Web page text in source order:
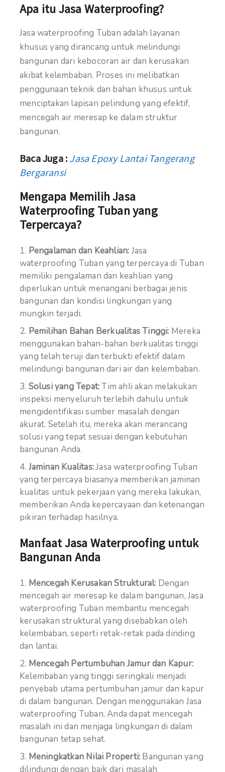
Apa itu Jasa Waterproofing?
Jasa waterproofing Tuban adalah layanan
khusus yang dirancang untuk melindungi
bangunan dari kebocoran air dan kerusakan
akibat kelembaban. Proses ini melibatkan
penggunaan teknik dan bahan khusus untuk
menciptakan lapisan pelindung yang efektif,
mencegah air meresap ke dalam struktur
bangunan.
Baca Juga : Jasa Epoxy Lantai Tangerang
Bergaransi
Mengapa Memilih Jasa
Waterproofing Tuban yang
Terpercaya?
Pengalaman dan Keahlian: Jasa
waterproofing Tuban yang terpercaya di Tuban
memiliki pengalaman dan keahlian yang
diperlukan untuk menangani berbagai jenis
bangunan dan kondisi lingkungan yang
mungkin terjadi.
Pemilihan Bahan Berkualitas Tinggi: Mereka
menggunakan bahan-bahan berkualitas tinggi
yang telah teruji dan terbukti efektif dalam
melindungi bangunan dari air dan kelembaban.
Solusi yang Tepat:Tim ahli akan melakukan
inspeksi menyeluruh terlebih dahulu untuk
mengidentifikasi sumber masalah dengan
akurat. Setelah itu, mereka akan merancang
solusi yang tepat sesuai dengan kebutuhan
bangunan Anda.
Jaminan Kualitas:Jasa waterproofing Tuban
yang terpercaya biasanya memberikan jaminan
kualitas untuk pekerjaan yang mereka lakukan,
memberikan Anda kepercayaan dan ketenangan
pikiran terhadap hasilnya.
Manfaat Jasa Waterproofing untuk
Bangunan Anda
Mencegah Kerusakan Struktural: Dengan
mencegah air meresap ke dalam bangunan, Jasa
waterproofing Tuban membantu mencegah
kerusakan struktural yang disebabkan oleh
kelembaban, seperti retak-retak pada dinding
dan lantai.
Mencegah Pertumbuhan Jamur dan Kapur:
Kelembaban yang tinggi seringkali menjadi
penyebab utama pertumbuhan jamur dan kapur
di dalam bangunan. Dengan menggunakan Jasa
waterproofing Tuban, Anda dapat mencegah
masalah ini dan menjaga lingkungan di dalam
bangunan tetap sehat.
Meningkatkan Nilai Properti: Bangunan yang
dilindungi dengan baik dari masalah